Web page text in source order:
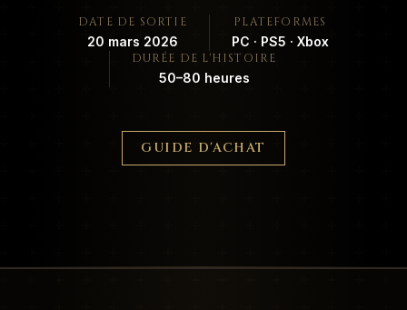
DATE DE SORTIE
20 mars 2026
PLATEFORMES
PC · PS5 · Xbox
DURÉE DE L'HISTOIRE
50–80 heures
GUIDE D'ACHAT